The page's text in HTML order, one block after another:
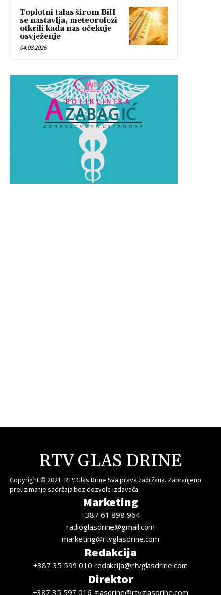
Toplotni talas širom BiH
se nastavlja, meteorolozi
otkrili kada nas očekuje
osvježenje
04.08.2026
RTV GLAS DRINE
Copyright © 2021. RTV Glas Drine Sva prava zadržana. Zabranjeno
preuzimanje sadržaja bez dozvole izdavača.
Marketing
+387 61 898 964
radioglasdrine@gmail.com
marketing@rtvglasdrine.com
Redakcija
+387 35 599 010 redakcija@rtvglasdrine.com
Direktor
+387 35 597 016 glasdrine@rtvglasdrine.com